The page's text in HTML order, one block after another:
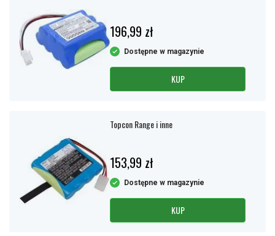
196,99 zł
Dostępne w magazynie
KUP
Topcon Range i inne
153,99 zł
Dostępne w magazynie
KUP